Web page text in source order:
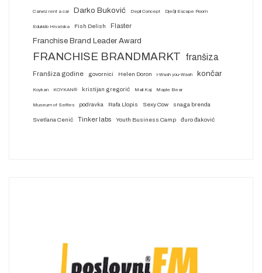
Carwiz rent a car Darko Buković Depil Concept Dječji Escape Room
Edukido Hrvatska Fish Delish Flaster
Franchise Brand Leader Award
FRANCHISE BRANDMARKT franšiza
Franšiza godine govornici Helen Doron i-Wash you-Wash končar
Koykan KOYKAN® kristijan gregorić Mali Kaj Maple Bear
Museum of Selfies podravka Rafa Llopis Sexy Cow snaga brenda
Svetlana Cenić Tinker labs Youth Business Camp đuro đaković